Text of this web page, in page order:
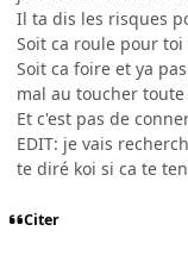
Il ta dis les risques
Soit ca roule pour
Soit ca foire et ya
mal au toucher toute
Et c'est pas de
EDIT: je vais
te diré koi si ca te
Citer